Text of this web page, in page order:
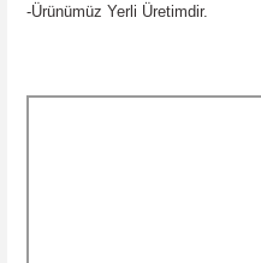
-Ürünümüz Yerli Üretimdir.